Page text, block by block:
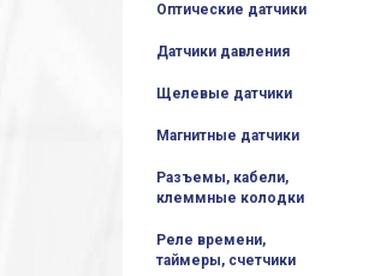
Оптические датчики
Датчики давления
Щелевые датчики
Магнитные датчики
Разъемы, кабели,
клеммные колодки
Реле времени,
таймеры, счетчики